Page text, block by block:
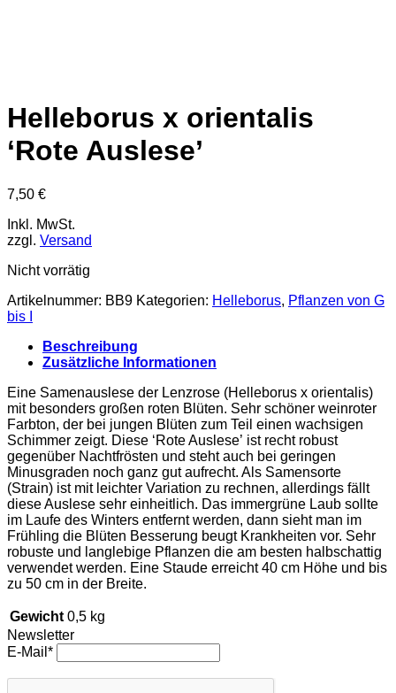
Helleborus x orientalis
‘Rote Auslese’
7,50 €
Inkl. MwSt.
zzgl. Versand
Nicht vorrätig
Artikelnummer: BB9 Kategorien: Helleborus, Pflanzen von G
bis I
Beschreibung
Zusätzliche Informationen
Eine Samenauslese der Lenzrose (Helleborus x orientalis)
mit besonders großen roten Blüten. Sehr schöner weinroter
Farbton, der bei jungen Blüten zum Teil einen wachsigen
Schimmer zeigt. Diese ‘Rote Auslese’ ist recht robust
gegenüber Nachtfrösten und steht auch bei geringen
Minusgraden noch ganz gut aufrecht. Als Samensorte
(Strain) ist mit leichter Variation zu rechnen, allerdings fällt
diese Auslese sehr einheitlich. Das immergrüne Laub sollte
im Laufe des Winters entfernt werden, dann sieht man im
Frühling die Blüten Besserung beugt Krankheiten vor. Sehr
robuste und langlebige Pflanzen die am besten halbschattig
verwendet werden. Eine Staude erreicht 40 cm Höhe und bis
zu 50 cm in der Breite.
Gewicht 0,5 kg
Newsletter
E-Mail*